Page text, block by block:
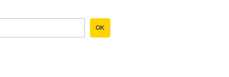
OK